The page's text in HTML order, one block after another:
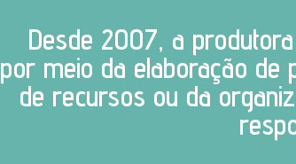
Desde 2007, a
por meio da elaboração de
de recursos ou da